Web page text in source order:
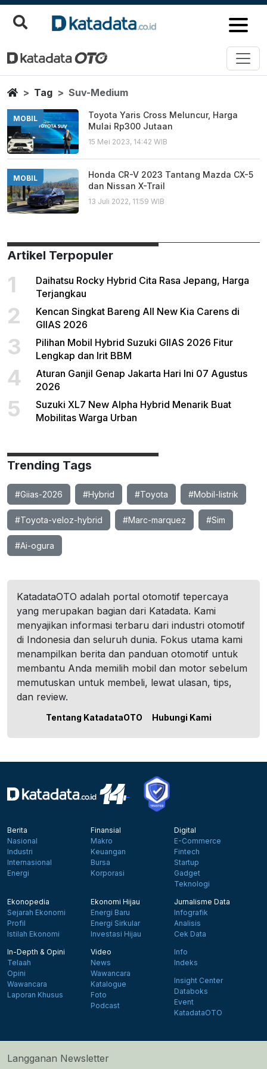
Suv Medium
Berita Terbaru
HomeTag Suv-Medium
MOBIL
Toyota Yaris Cross Meluncur, Harga
Mulai Rp300 Jutaan
15 Mei 2023, 14:42 WIB
MOBIL
Honda CR-V 2023 Tantang Mazda CX-5
dan Nissan X-Trail
13 Juli 2022, 11:59 WIB
Artikel Terpopuler
1
Daihatsu Rocky Hybrid Cita Rasa Jepang, Harga
Terjangkau
2
Kencan Singkat Bareng All New Kia Carens di
GIIAS 2026
3
Pilihan Mobil Hybrid Suzuki GIIAS 2026 Fitur
Lengkap dan Irit BBM
4
Aturan Ganjil Genap Jakarta Hari Ini 07 Agustus
2026
5
Suzuki XL7 New Alpha Hybrid Menarik Buat
Mobilitas Warga Urban
Trending Tags
#Giias-2026 #Hybrid #Toyota #Mobil-listrik
#Toyota-veloz-hybrid #Marc-marquez #Sim
#Ai-ogura
KatadataOTO adalah portal otomotif tepercaya
yang merupakan bagian dari Katadata. Kami
menyajikan informasi terbaru dari industri otomotif
di Indonesia dan seluruh dunia. Fokus utama kami
menampilkan berita dan panduan otomotif untuk
membantu Anda memilih mobil dan motor sebelum
memutuskan untuk membeli, lewat ulasan, tips,
dan review.
Tentang KatadataOTO Hubungi Kami
Berita
Nasional
Industri
Internasional
Energi
Finansial
Makro
Keuangan
Bursa
Korporasi
Digital
E-Commerce
Fintech
Startup
Gadget
Teknologi
Ekonopedia
Sejarah Ekonomi
Profil
Istilah Ekonomi
Ekonomi Hijau
Energi Baru
Energi Sirkular
Investasi Hijau
Jurnalisme Data
Infografik
Analisis
Cek Data
In-Depth & Opini
Telaah
Opini
Wawancara
Laporan Khusus
Video
News
Wawancara
Katalogue
Foto
Podcast
Info
Indeks
Insight Center
Databoks
Event
KatadataOTO
Langganan Newsletter